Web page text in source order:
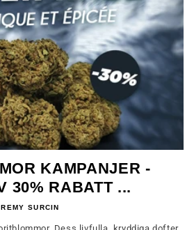
KAMPANJER -
30% RABATT ...
SURCIN